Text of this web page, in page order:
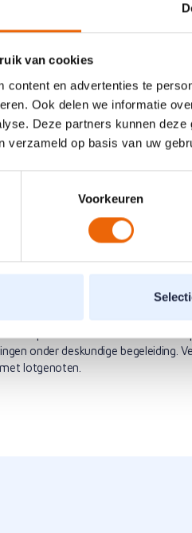
van cookies
content en advertenties te
Ook delen we informatie
Deze partners kunnen
verzameld op basis van uw
Voorkeuren
zijn van een hartoperatie
je doelen. Op basis hiervan maakt
hoort daar ook bij, net als
onder deskundige begeleiding.
lotgenoten.